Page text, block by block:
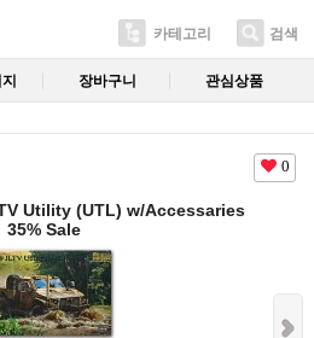
카테고리 검색
장바구니 관심상품
0
Utility (UTL) w/Accessaries
35% Sale